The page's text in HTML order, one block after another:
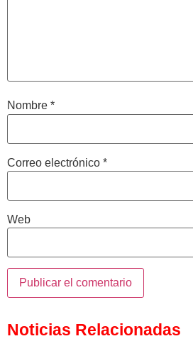
Nombre *
Correo electrónico *
Web
Noticias Relacionadas